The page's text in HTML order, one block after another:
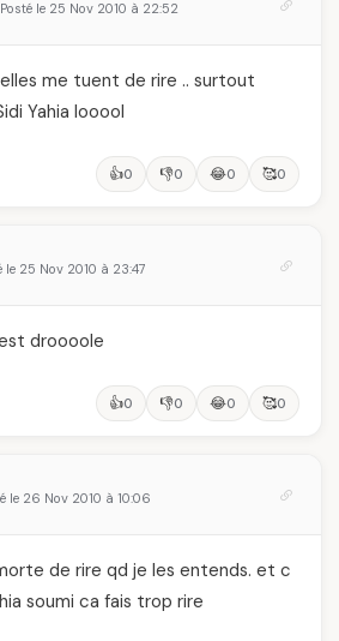
Posté le 25 Nov 2010 à 22:52
me tuent de rire .. surtout
Yahia looool
👍0 👎0 😂0 🥰0
le 25 Nov 2010 à 23:47
droooole
👍0 👎0 😂0 🥰0
le 26 Nov 2010 à 10:06
de rire qd je les entends. et c
soumi ca fais trop rire